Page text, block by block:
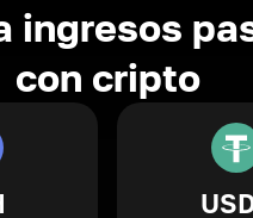
ingresos
con cripto